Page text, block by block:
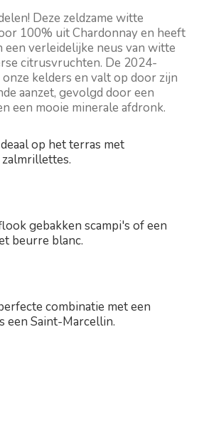
Deze zeldzame witte
100% uit Chardonnay en heeft
een verleidelijke neus van witte
citrusvruchten. De 2024-
kelders en valt op door zijn
aanzet, gevolgd door een
een mooie minerale afdronk.
op het terras met
gebakken scampi's of een
beurre blanc.
combinatie met een
een Saint-Marcellin.